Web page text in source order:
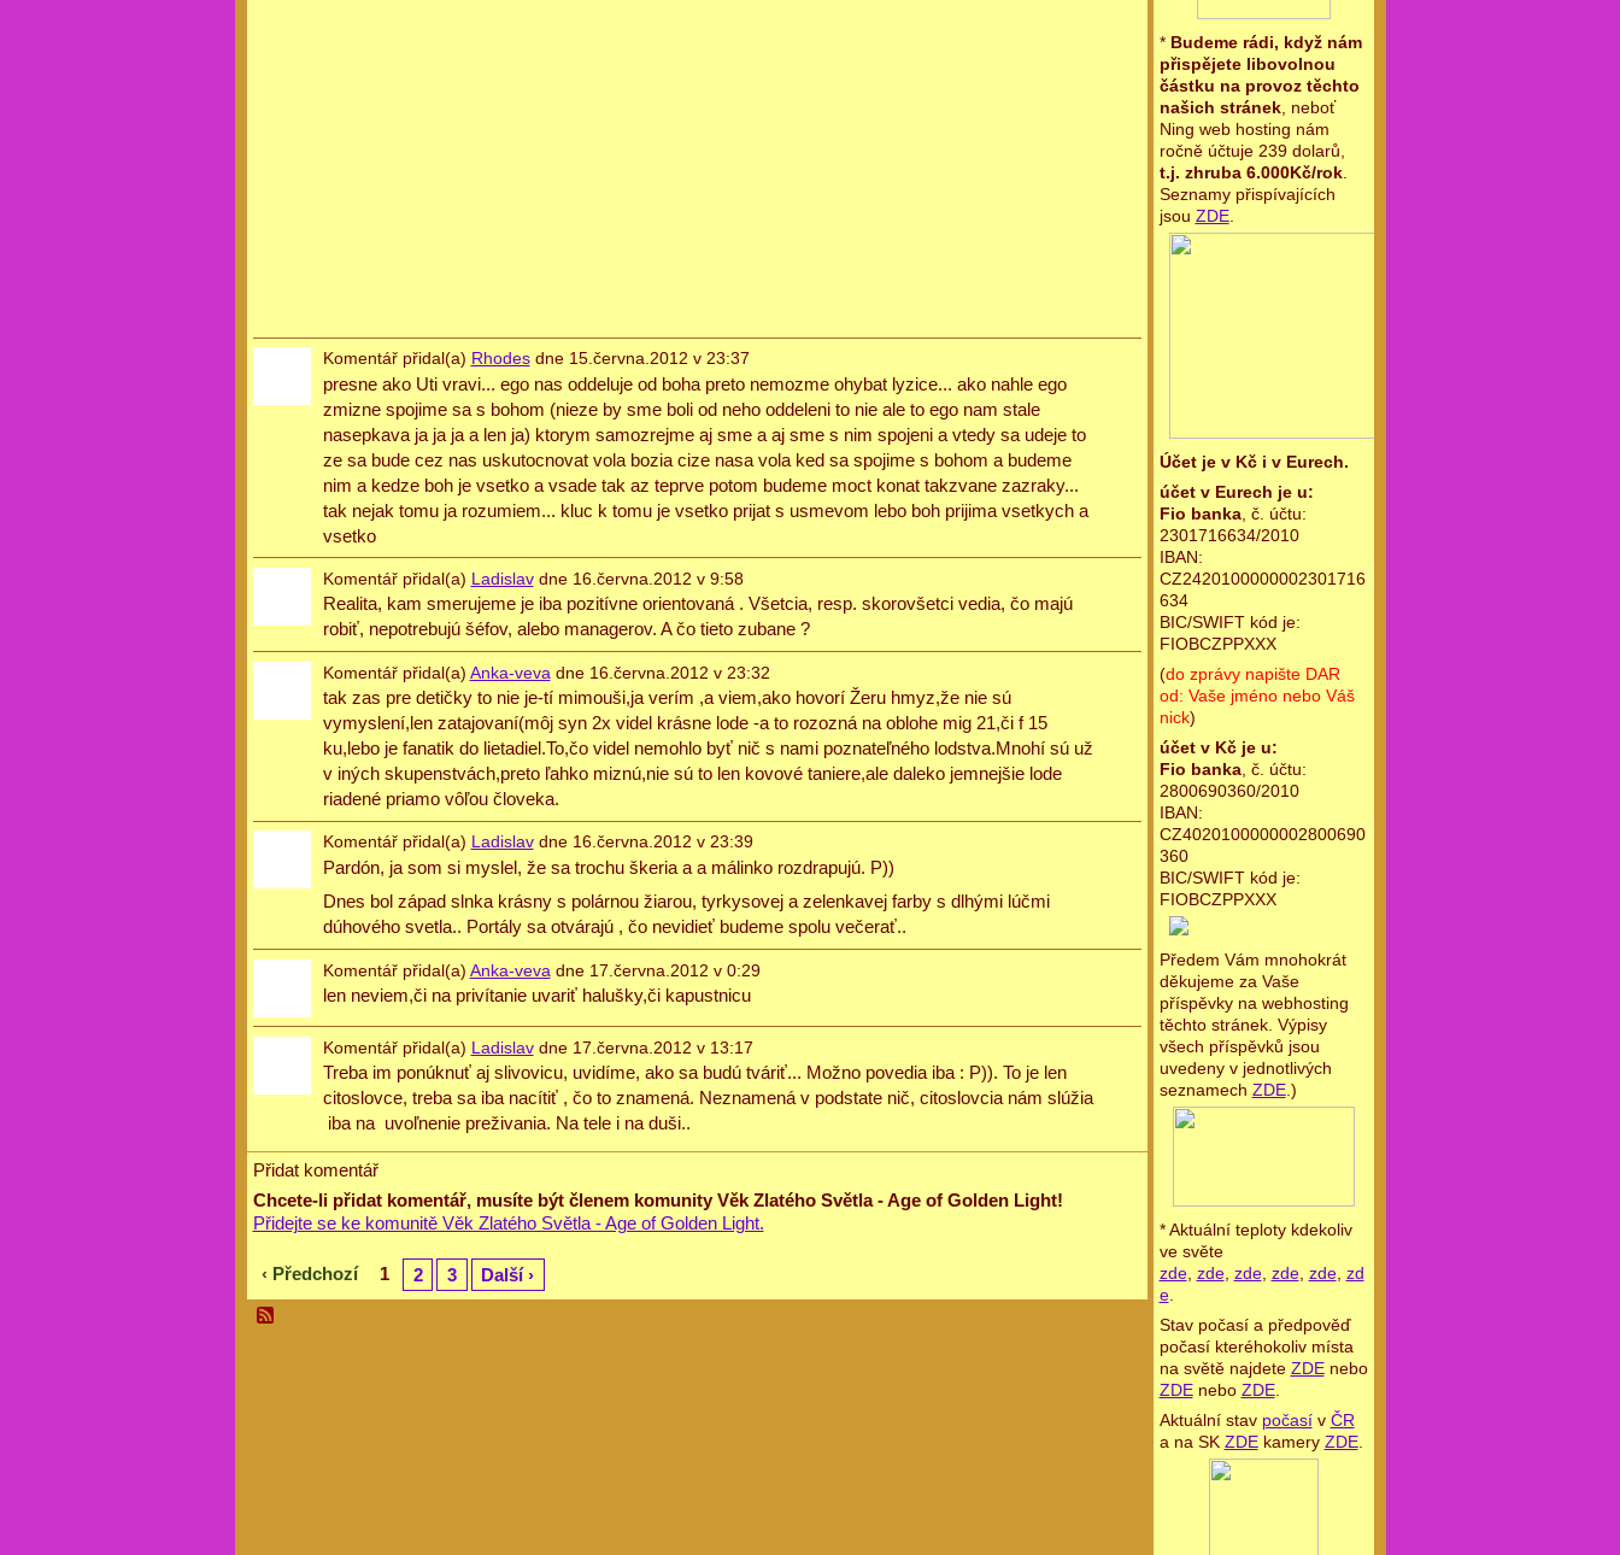
Komentář přidal(a) Rhodesdne 15.června.2012 v 23:37
presne ako Uti vravi... ego nas oddeluje od boha preto nemozme ohybat lyzice... ako nahle ego
zmizne spojime sa s bohom (nieze by sme boli od neho oddeleni to nie ale to ego nam stale
nasepkava ja ja ja a len ja) ktorym samozrejme aj sme a aj sme s nim spojeni a vtedy sa udeje to
ze sa bude cez nas uskutocnovat vola bozia cize nasa vola ked sa spojime s bohom a budeme
nim a kedze boh je vsetko a vsade tak az teprve potom budeme moct konat takzvane zazraky...
tak nejak tomu ja rozumiem... kluc k tomu je vsetko prijat s usmevom lebo boh prijima vsetkych a
vsetko
Komentář přidal(a) Ladislavdne 16.června.2012 v 9:58
Realita, kam smerujeme je iba pozitívne orientovaná . Všetcia, resp. skorovšetci vedia, čo majú
robiť, nepotrebujú šéfov, alebo managerov. A čo tieto zubane ?
Komentář přidal(a) Anka-veva dne 16.června.2012 v 23:32
tak zas pre detičky to nie je-tí mimouši,ja verím ,a viem,ako hovorí Žeru hmyz,že nie sú
vymyslení,len zatajovaní(môj syn 2x videl krásne lode -a to rozozná na oblohe mig 21,či f 15
ku,lebo je fanatik do lietadiel.To,čo videl nemohlo byť nič s nami poznateľného lodstva.Mnohí sú už
v iných skupenstvách,preto ľahko miznú,nie sú to len kovové taniere,ale daleko jemnejšie lode
riadené priamo vôľou človeka.
Komentář přidal(a) Ladislavdne 16.června.2012 v 23:39
Pardón, ja som si myslel, že sa trochu škeria a a málinko rozdrapujú. P))
Dnes bol západ slnka krásny s polárnou žiarou, tyrkysovej a zelenkavej farby s dlhými lúčmi
dúhového svetla.. Portály sa otvárajú , čo nevidieť budeme spolu večerať..
Komentář přidal(a) Anka-veva dne 17.června.2012 v 0:29
len neviem,či na privítanie uvariť halušky,či kapustnicu
Komentář přidal(a) Ladislavdne 17.června.2012 v 13:17
Treba im ponúknuť aj slivovicu, uvidíme, ako sa budú tváriť... Možno povedia iba : P)). To je len
citoslovce, treba sa iba nacítiť , čo to znamená. Neznamená v podstate nič, citoslovcia nám slúžia
iba na uvoľnenie preživania. Na tele i na duši..
Přidat komentář
Chcete-li přidat komentář, musíte být členem komunity Věk Zlatého Světla - Age of Golden Light!
Přidejte se ke komunitě Věk Zlatého Světla - Age of Golden Light.
‹ Předchozí 1 2 3 Další ›
* Budeme rádi, když nám
přispějete libovolnou
částku na provoz těchto
našich stránek, neboť
Ning web hosting nám
ročně účtuje 239 dolarů,
t.j. zhruba 6.000Kč/rok.
Seznamy přispívajících
jsou ZDE.
Účet je v Kč i v Eurech.
účet v Eurech je u:
Fio banka, č. účtu:
2301716634/2010
IBAN:
CZ2420100000002301716
634
BIC/SWIFT kód je:
FIOBCZPPXXX
(do zprávy napište DAR
od: Vaše jméno nebo Váš
nick)
účet v Kč je u:
Fio banka, č. účtu:
2800690360/2010
IBAN:
CZ4020100000002800690
360
BIC/SWIFT kód je:
FIOBCZPPXXX
Předem Vám mnohokrát
děkujeme za Vaše
příspěvky na webhosting
těchto stránek. Výpisy
všech příspěvků jsou
uvedeny v jednotlivých
seznamech ZDE.)
* Aktuální teploty kdekoliv
ve světe
zde, zde, zde, zde, zde, zd
e.
Stav počasí a předpověď
počasí kteréhokoliv místa
na světě najdete ZDEnebo
ZDEnebo ZDE.
Aktuální stav počasív ČR
a na SK ZDEkamery ZDE.